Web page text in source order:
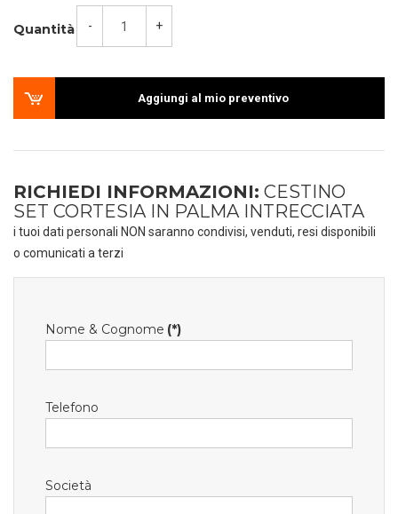
Quantità - +
Aggiungi al mio preventivo
RICHIEDI INFORMAZIONI: CESTINO
SET CORTESIA IN PALMA INTRECCIATA
i tuoi dati personali NON saranno condivisi, venduti, resi disponibili
o comunicati a terzi
Nome & Cognome (*)
Telefono
Società